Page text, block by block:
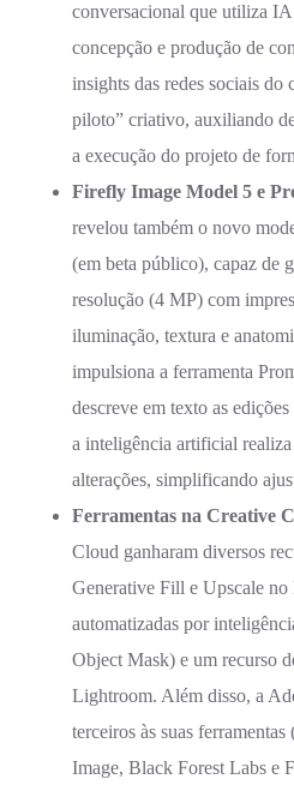
conversacional que utiliza
concepção e produção de
insights das redes sociais do
piloto” criativo, auxiliando
a execução do projeto de
Firefly Image Model 5 e
revelou também o novo
(em beta público), capaz de
resolução (4 MP) com
iluminação, textura e
impulsiona a ferramenta
descreve em texto as
a inteligência artificial realiza
alterações, simplificando
Ferramentas na Creative
Cloud ganharam diversos
Generative Fill e Upscale no
automatizadas por
Object Mask) e um recurso
Lightroom. Além disso, a
terceiros às suas
Image, Black Forest Labs e